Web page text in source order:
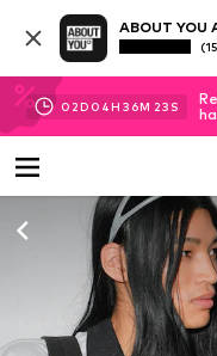
ABOUT YOU
02D 04H 36M 23 S